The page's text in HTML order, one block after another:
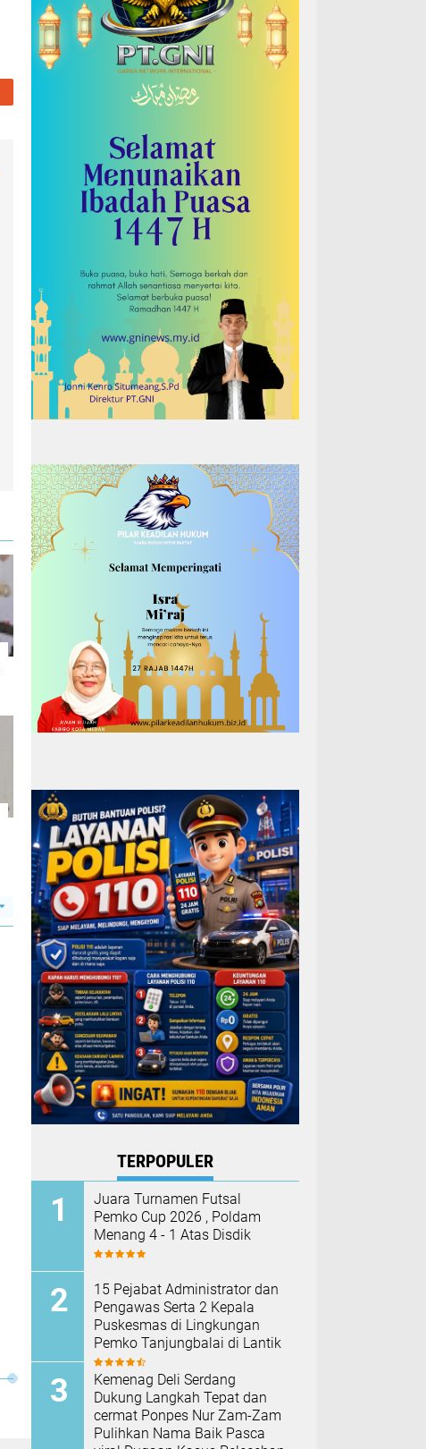
TERPOPULER
Juara Turnamen Futsal
Pemko Cup 2026 , Poldam
Menang 4 - 1 Atas Disdik
15 Pejabat Administrator dan
Pengawas Serta 2 Kepala
Puskesmas di Lingkungan
Pemko Tanjungbalai di Lantik
Kemenag Deli Serdang
Dukung Langkah Tepat dan
cermat Ponpes Nur Zam-Zam
Pulihkan Nama Baik Pasca